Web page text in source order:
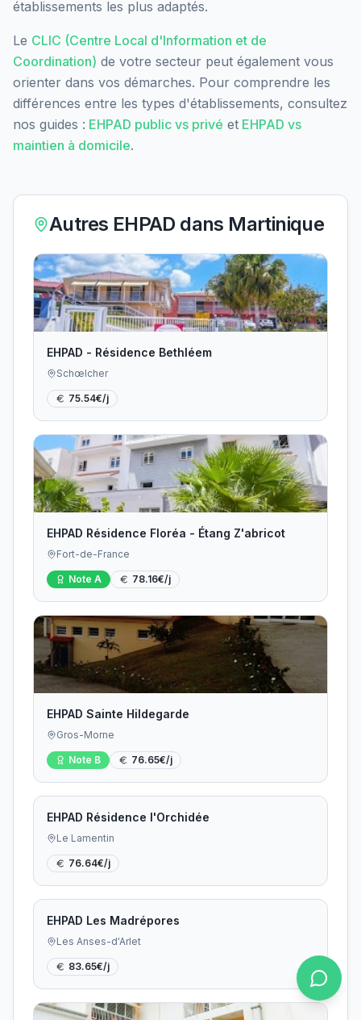
établissements les plus adaptés.
Le CLIC (Centre Local d'Information et de
Coordination) de votre secteur peut également vous
orienter dans vos démarches. Pour comprendre les
différences entre les types d'établissements, consultez
nos guides : EHPAD public vs privé et EHPAD vs
maintien à domicile.
Autres EHPAD dans Martinique
EHPAD - Résidence Bethléem
Schœlcher
75.54€/j
EHPAD Résidence Floréa - Étang Z'abricot
Fort-de-France
Note A 78.16€/j
EHPAD Sainte Hildegarde
Gros-Morne
Note B 76.65€/j
EHPAD Résidence l'Orchidée
Le Lamentin
76.64€/j
EHPAD Les Madrépores
Les Anses-d'Arlet
83.65€/j